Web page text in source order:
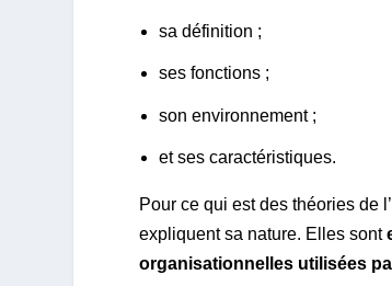
sa définition ;
ses fonctions ;
son environnement ;
et ses caractéristiques.
Pour ce qui est des théories de
expliquent sa nature. Elles sont
organisationnelles utilisées